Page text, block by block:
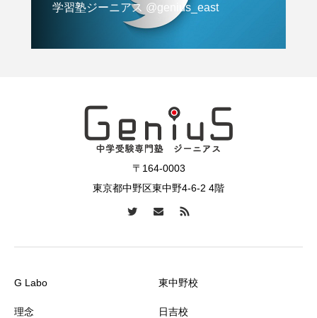
学習塾ジーニアス @genius_east
〒164-0003
東京都中野区東中野4-6-2 4階
G Labo
理念
東中野校
日吉校